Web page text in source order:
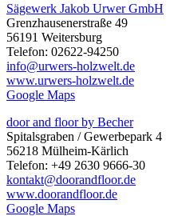
Sägewerk Jakob Urwer GmbH
Grenzhausenerstraße 49
56191 Weitersburg
Telefon: 02622-94250
info@urwers-holzwelt.de
www.urwers-holzwelt.de
Google Maps
door and floor by Becher
Spitalsgraben / Gewerbepark 4
56218 Mülheim-Kärlich
Telefon: +49 2630 9666-30
kontakt@doorandfloor.de
www.doorandfloor.de
Google Maps